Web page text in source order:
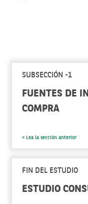
SUBSECCIÓN -1
FUENTES DE
COMPRA
< Lea la sección anterior
FIN DEL ESTUDIO
ESTUDIO